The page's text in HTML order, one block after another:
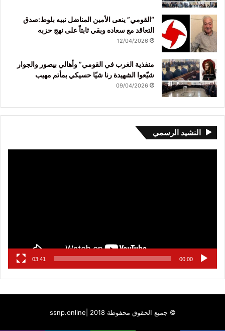
“القومي” ينعى الأمين المناضل نبيه بلوط:صدق
التعاقد مع سعاده وبقي ثابتاً على نهج حزبه
12/04/2026
منفذية الغرب في القومي” وأهالي بيصور والجوار
شيّعوا الشهيدة رنا شيّا حسيكي بمأتم مهيب
09/04/2026
النشيد الرسمي
00:00
03:41
© جميع الحقوق محفوظة 2018 | ssnp.online